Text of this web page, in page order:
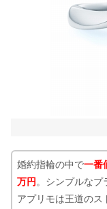
婚約指輪の中で一番
万円 。シンプルなプ
アプリモは王道の